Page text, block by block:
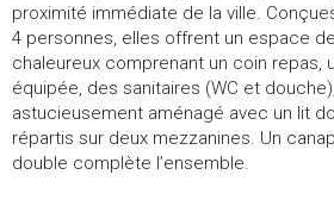
proximité immédiate de la ville.
4 personnes, elles offrent un espace
chaleureux comprenant un coin repas,
équipée, des sanitaires (WC et
astucieusement aménagé avec un lit
répartis sur deux mezzanines. Un
double complète l’ensemble.